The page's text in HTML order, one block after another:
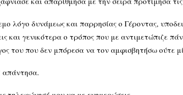
λόγο δυνάμεως και παρρησίας ο Γέροντας,
και γενικότερα ο τρόπος που με αντιμετώπιζε
του που δεν μπόρεσα να τον αμφισβητήσω ούτε
απάντησα.